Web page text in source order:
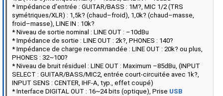
* Impédance d’entrée : GUITAR/BASS : 1M?, MIC 1/2 (TRS
symétriques/XLR) : 1,5k? (chaud–froid), 1,0k? (chaud–masse,
froid–masse), LINE IN : 10k?
* Niveau de sortie nominal : LINE OUT : –10dBu
* Impédance de sortie : LINE OUT : 2k?, PHONES : 140?
* Impédance de charge recommandée : LINE OUT : 20k? ou plus,
PHONES : 32~100?
* Niveau de bruit résiduel : LINE OUT : Maximum –85dBu, (INPUT
SELECT : GUITAR/BASS/MIC2, entrée court-circuitée avec 1k?,
INPUT SENS : CENTER, IHF-A, typ., effet coupé)
* Interface DIGITAL OUT : 16~24 bits (optique), Prise USB